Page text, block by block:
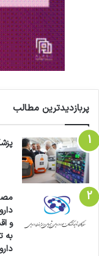
پربازدیدترین مطالب
و
به